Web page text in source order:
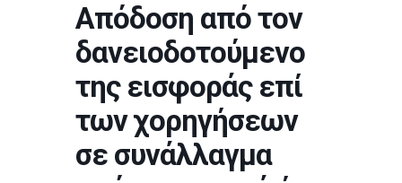
Απόδοση από τον
δανειοδοτούμενο
της εισφοράς επί
των χορηγήσεων
σε συνάλλαγμα